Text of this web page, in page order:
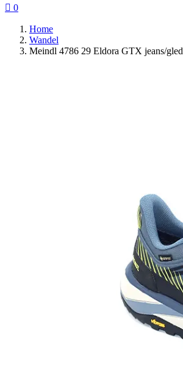
 0
Home
Wandel
Meindl 4786 29 Eldora GTX jeans/gled